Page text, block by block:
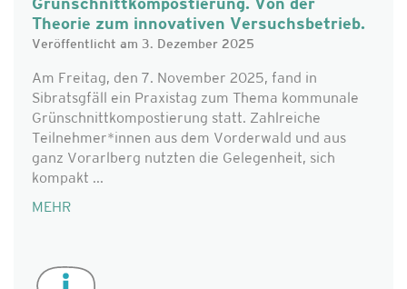
Grünschnittkompostierung. Von der
Theorie zum innovativen Versuchsbetrieb.
Veröffentlicht am 3. Dezember 2025
Am Freitag, den 7. November 2025, fand in
Sibratsgfäll ein Praxistag zum Thema kommunale
Grünschnittkompostierung statt. Zahlreiche
Teilnehmer*innen aus dem Vorderwald und aus
ganz Vorarlberg nutzten die Gelegenheit, sich
kompakt ...
MEHR